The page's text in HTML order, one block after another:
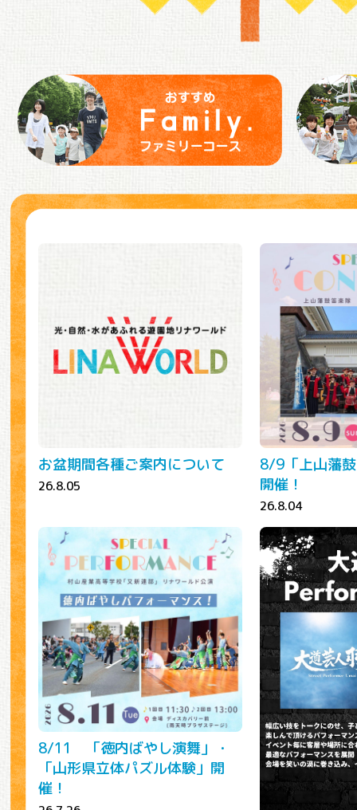
お盆期間各種ご案内について
26.8.05
8/9「上山藩
開催！
26.8.04
8/11 「徳内ばやし演舞」・
「山形県立体パズル体験」開
催！